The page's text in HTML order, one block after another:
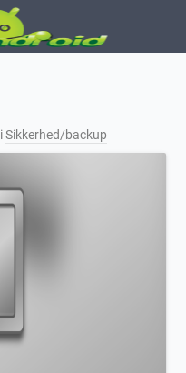
iSikkerhed/backup